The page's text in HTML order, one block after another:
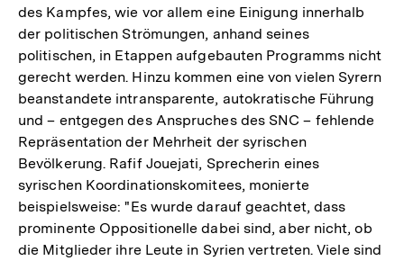
des Kampfes, wie vor allem eine Einigung innerhalb
der politischen Strömungen, anhand seines
politischen, in Etappen aufgebauten Programms nicht
gerecht werden. Hinzu kommen eine von vielen Syrern
beanstandete intransparente, autokratische Führung
und – entgegen des Anspruches des SNC – fehlende
Repräsentation der Mehrheit der syrischen
Bevölkerung. Rafif Jouejati, Sprecherin eines
syrischen Koordinationskomitees, monierte
beispielsweise: "Es wurde darauf geachtet, dass
prominente Oppositionelle dabei sind, aber nicht, ob
die Mitglieder ihre Leute in Syrien vertreten. Viele sind